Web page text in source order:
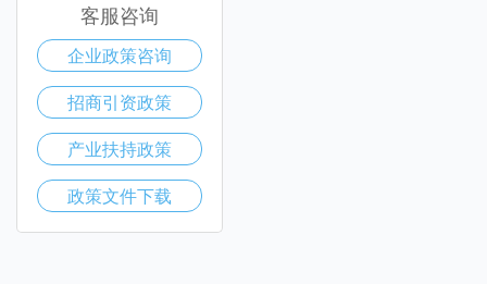
客服咨询
企业政策咨询
招商引资政策
产业扶持政策
政策文件下载